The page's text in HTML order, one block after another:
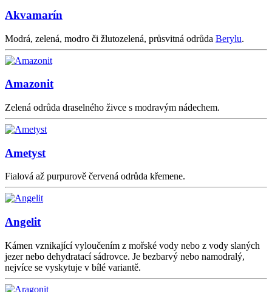
Akvamarín
Modrá, zelená, modro či žlutozelená, průsvitná odrůda Berylu.
Amazonit
Zelená odrůda draselného živce s modravým nádechem.
Ametyst
Fialová až purpurově červená odrůda křemene.
Angelit
Kámen vznikající vyloučením z mořské vody nebo z vody slaných
jezer nebo dehydratací sádrovce. Je bezbarvý nebo namodralý,
nejvíce se vyskytuje v bílé variantě.